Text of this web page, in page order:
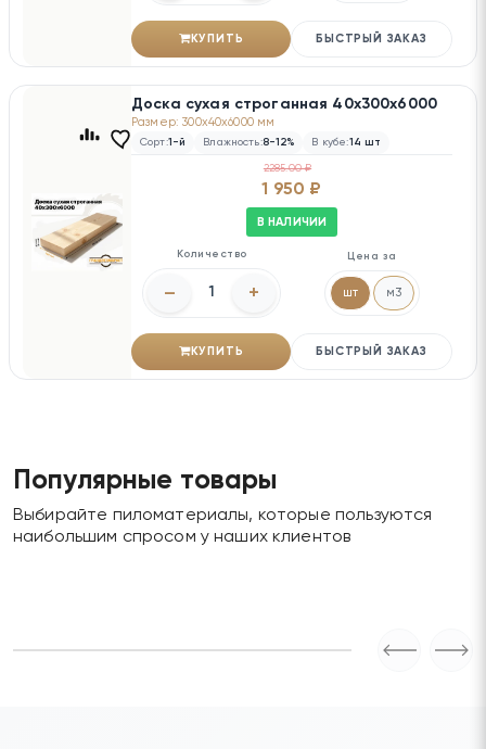
КУПИТЬ БЫСТРЫЙ ЗАКАЗ
Доска сухая строганная 40х300х6000
Размер: 300x40x6000 мм
Сорт:1-й Влажность:8-12% В кубе:14 шт
2285.00 ₽
1 950 ₽
В НАЛИЧИИ
Количество
– +
Цена за
шт м3
КУПИТЬ БЫСТРЫЙ ЗАКАЗ
Популярные товары
Выбирайте пиломатериалы, которые пользуются
наибольшим спросом у наших клиентов